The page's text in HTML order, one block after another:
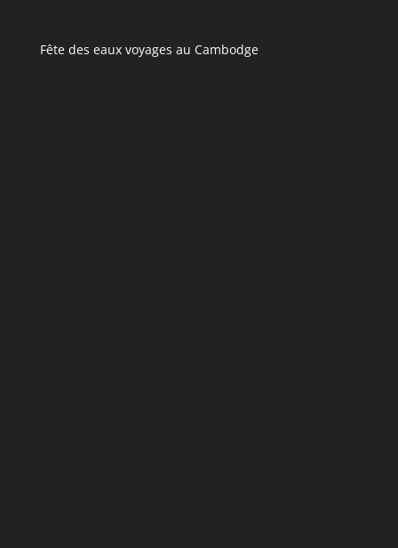
Fête des eaux voyages au Cambodge